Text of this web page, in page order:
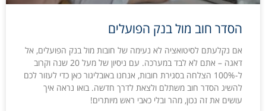
הסדר חוב מול בנק הפועלים
אם נקלעתם לסיטואציה לא נעימה של חובות מול בנק הפועלים, אל
דאגה – אתם לא לבד במערכה. עם ניסיון של מעל 20 שנה וקרוב
ל-100% הצלחה בסגירת חובות, אנחנו באובליגור כאן כדי לעזור לכם
להשיג הסדר חוב משתלם ולצאת לדרך חדשה. בואו נראה איך
עושים את זה נכון, מהר ובלי כאבי ראש מיותרים!